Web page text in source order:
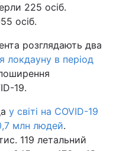
225 осіб.
осіб.
розглядають два
локдауну в період
19.
у світі на COVID-19
млн людей.
119 летальний